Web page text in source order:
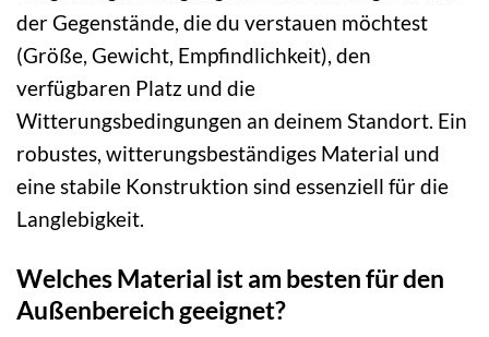
der Gegenstände, die du verstauen möchtest
(Größe, Gewicht, Empfindlichkeit), den
verfügbaren Platz und die
Witterungsbedingungen an deinem Standort. Ein
robustes, witterungsbeständiges Material und
eine stabile Konstruktion sind essenziell für die
Langlebigkeit.
Welches Material ist am besten für den
Außenbereich geeignet?